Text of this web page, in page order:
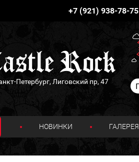
+7 (921) 938-78-75
Петербург, Лиговский пр, 47
НОВИНКИ ГАЛЕРЕЯ